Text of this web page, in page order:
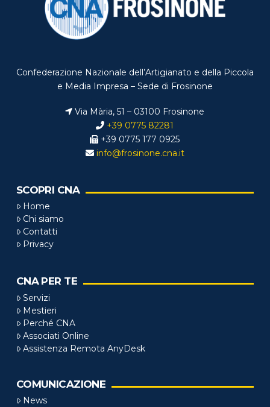
Confederazione Nazionale dell’Artigianato e della Piccola
e Media Impresa – Sede di Frosinone
Via Mària, 51 – 03100 Frosinone
+39 0775 82281
+39 0775 177 0925
info@frosinone.cna.it
SCOPRI CNA
Home
Chi siamo
Contatti
Privacy
CNA PER TE
Servizi
Mestieri
Perché CNA
Associati Online
Assistenza Remota AnyDesk
COMUNICAZIONE
News